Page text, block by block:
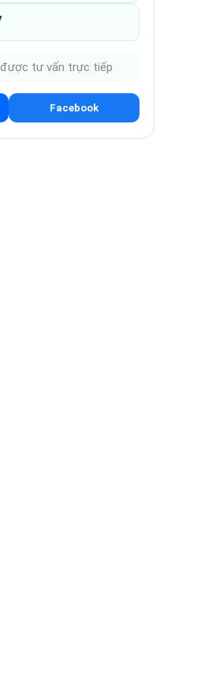
tư vấn trực tiếp
Facebook